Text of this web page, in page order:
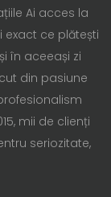
Ai acces la
exact ce plătești
în aceeași zi
din pasiune
mii de clienți
seriozitate,